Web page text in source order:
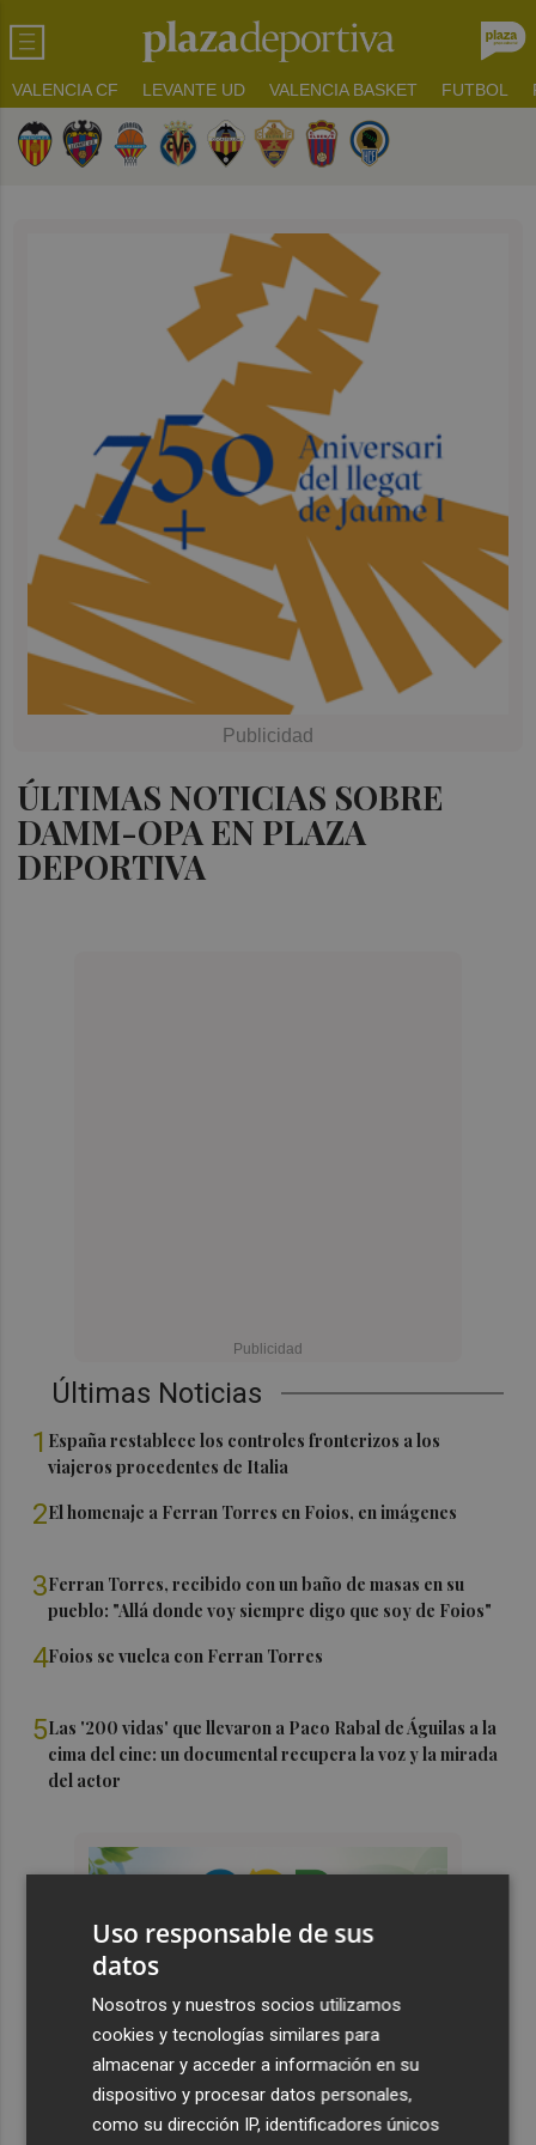
VALENCIA CF LEVANTE UD VALENCIA BASKET FUTBOL
ÚLTIMAS NOTICIAS SOBRE
DAMM-OPA EN PLAZA
DEPORTIVA
Últimas Noticias
1 España restablece los controles fronterizos a los
viajeros procedentes de Italia
2El homenaje a Ferran Torres en Foios, en imágenes
3Ferran Torres, recibido con un baño de masas en su
pueblo: "Allá donde voy siempre digo que soy de Foios"
4Foios se vuelca con Ferran Torres
5Las '200 vidas' que llevaron a Paco Rabal de Águilas a la
cima del cine: un documental recupera la voz y la mirada
del actor
Uso responsable de sus
datos
Nosotros y nuestros socios utilizamos
cookies y tecnologías similares para
almacenar y acceder a información en su
dispositivo y procesar datos personales,
como su dirección IP, identificadores únicos